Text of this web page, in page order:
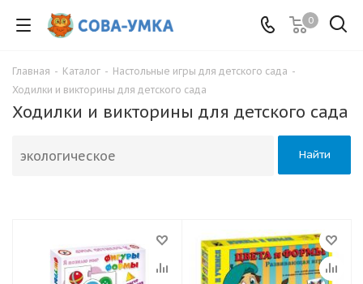
0
Главная - Каталог - Настольные игры для детского сада -
Ходилки и викторины для детского сада
Ходилки и викторины для детского сада
Найти